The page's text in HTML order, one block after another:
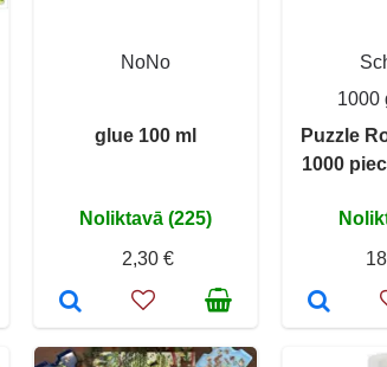
NoNo
glue 100 ml
Noliktavā (225)
2,30 €
1000
Puzzle
1000